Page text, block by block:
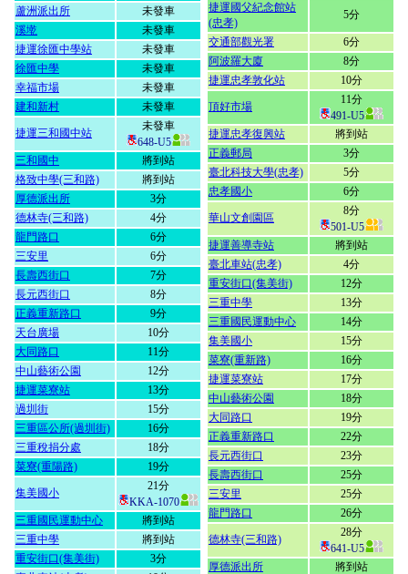
蘆洲派出所
未發車
溪墘
未發車
捷運徐匯中學站
未發車
徐匯中學
未發車
幸福市場
未發車
建和新村
未發車
捷運三和國中站
未發車
648-U5
三和國中
將到站
格致中學(三和路)
將到站
厚德派出所
3分
德林寺(三和路)
4分
龍門路口
6分
三安里
6分
長壽西街口
7分
長元西街口
8分
正義重新路口
9分
天台廣場
10分
大同路口
11分
中山藝術公園
12分
捷運菜寮站
13分
過圳街
15分
三重區公所(過圳街)
16分
三重稅捐分處
18分
菜寮(重陽路)
19分
集美國小
21分
KKA-1070
三重國民運動中心
將到站
三重中學
將到站
重安街口(集美街)
3分
捷運國父紀念館站
(忠孝)
5分
交通部觀光署
6分
阿波羅大廈
8分
捷運忠孝敦化站
10分
頂好市場
11分
491-U5
捷運忠孝復興站
將到站
正義郵局
3分
臺北科技大學(忠孝)
5分
忠孝國小
6分
華山文創園區
8分
501-U5
捷運善導寺站
將到站
臺北車站(忠孝)
4分
重安街口(集美街)
12分
三重中學
13分
三重國民運動中心
14分
集美國小
15分
菜寮(重新路)
16分
捷運菜寮站
17分
中山藝術公園
18分
大同路口
19分
正義重新路口
22分
長元西街口
23分
長壽西街口
25分
三安里
25分
龍門路口
26分
德林寺(三和路)
28分
641-U5
厚德派出所
將到站